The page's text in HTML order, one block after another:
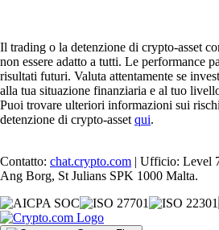
Il trading o la detenzione di crypto-asset
non essere adatto a tutti. Le performance
risultati futuri. Valuta attentamente se
alla tua situazione finanziaria e al tuo
Puoi trovare ulteriori informazioni sui
detenzione di crypto-asset qui.
Contatto: chat.crypto.com | Ufficio: Level
Ang Borg, St Julians SPK 1000 Malta.